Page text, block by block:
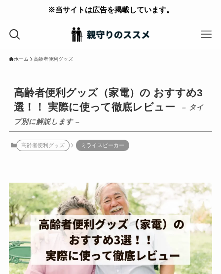
※当サイトは広告を掲載しています。
ホーム 高齢者便利グッズ
高齢者便利グッズ（家電）の おすすめ3
選！！ 実際に使って徹底レビュー
– タイ
プ別に解説します –
高齢者便利グッズ ミライスピーカー